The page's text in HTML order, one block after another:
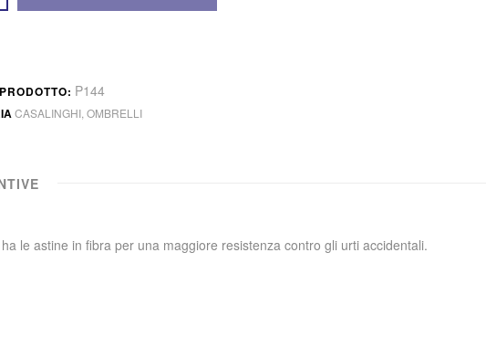
P144
CASALINGHI ,OMBRELLI
le astine in fibra per una maggiore resistenza contro gli urti accidentali.